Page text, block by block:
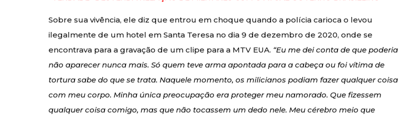
Sobre sua vivência, ele diz que entrou em choque quando a polícia carioca o levou
ilegalmente de um hotel em Santa Teresa no dia 9 de dezembro de 2020, onde se
encontrava para a gravação de um clipe para a MTV EUA. “Eu me dei conta de que poderia
não aparecer nunca mais. Só quem teve arma apontada para a cabeça ou foi vítima de
tortura sabe do que se trata. Naquele momento, os milicianos podiam fazer qualquer coisa
com meu corpo. Minha única preocupação era proteger meu namorado. Que fizessem
qualquer coisa comigo, mas que não tocassem um dedo nele. Meu cérebro meio que